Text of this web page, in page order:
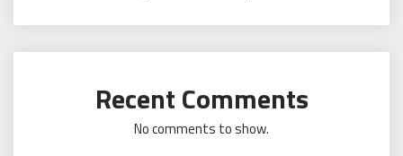
Recent Comments
No comments to show.